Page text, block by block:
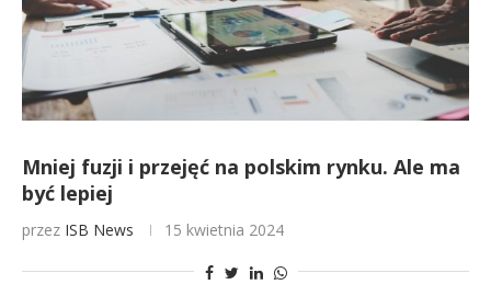
Mniej fuzji i przejęć na polskim rynku. Ale ma
być lepiej
przez ISB News 15 kwietnia 2024